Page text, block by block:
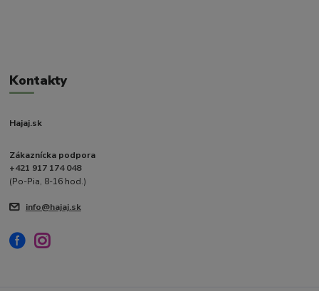
Kontakty
Hajaj.sk
Zákaznícka podpora
+421 917 174 048
(Po-Pia, 8-16 hod.)
info@hajaj.sk